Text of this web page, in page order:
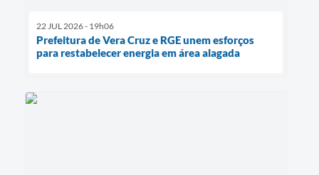
22 JUL 2026 - 19h06
Prefeitura de Vera Cruz e RGE unem esforços
para restabelecer energia em área alagada